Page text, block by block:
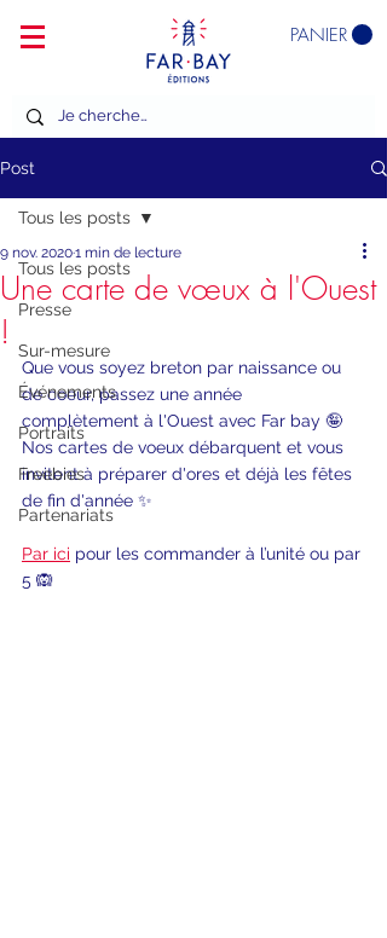
PANIER
Post
Tous les posts
Presse
Sur-mesure
Événements
Portraits
Freebies
Partenariats
Tous les posts
Une carte de vœux à l'Ouest
!
9 nov. 20201 min de lecture
Que vous soyez breton par naissance ou
de coeur, passez une année
complètement à l'Ouest avec Far bay 🤪
Nos cartes de voeux débarquent et vous
invitent à préparer d'ores et déjà les fêtes
de fin d'année ✨
Par ici pour les commander à l’unité ou par
5 🙉